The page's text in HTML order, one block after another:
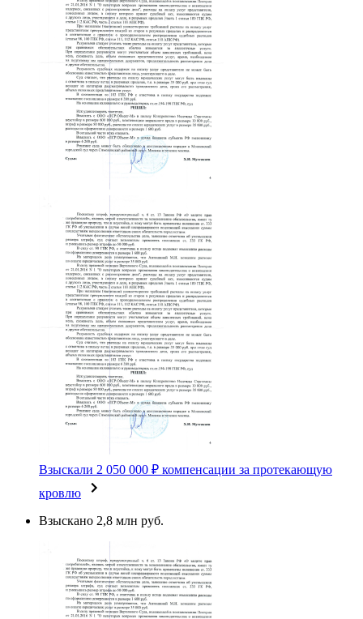
Взыскали 2 050 000 ₽ компенсации за протекающую
кровлю
Взыскано 2,8 млн руб.